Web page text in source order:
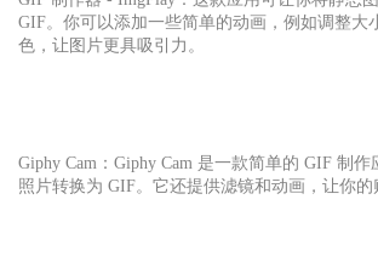
GIF。你可以添加一些简单的动画，例如调整大
色，让图片更具吸引力。
Giphy Cam：Giphy Cam 是一款简单的 GIF 制
照片转换为 GIF。它还提供滤镜和动画，让你的